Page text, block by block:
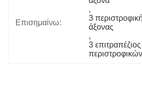
Επισημαίνω:
,
3
άξονας
,
3